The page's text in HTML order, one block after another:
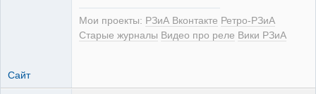
Мои проекты: РЗиА Вконтакте Ретро-РЗиА
Старые журналы Видео про реле Вики РЗиА
Сайт